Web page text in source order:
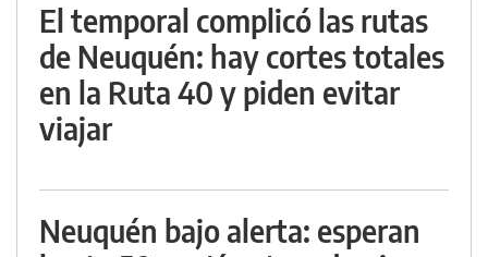
El temporal complicó las rutas
de Neuquén: hay cortes totales
en la Ruta 40 y piden evitar
viajar
Neuquén bajo alerta: esperan